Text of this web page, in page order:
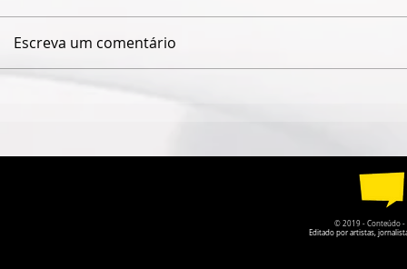
DA PRÓPRIA HISTÓRIA
Escreva um comentário
© 2019 - Conteúdo -
Editado por artistas,